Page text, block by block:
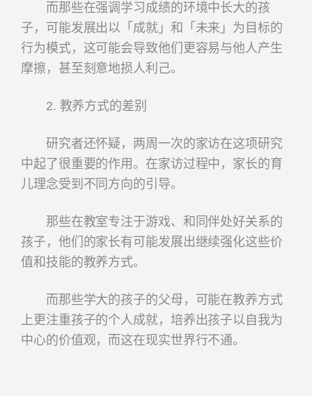
而那些在强调学习成绩的环境中长大的孩
子，可能发展出以「成就」和「未来」为目标的
行为模式，这可能会导致他们更容易与他人产生
摩擦，甚至刻意地损人利己。
2. 教养方式的差别
研究者还怀疑，两周一次的家访在这项研究
中起了很重要的作用。在家访过程中，家长的育
儿理念受到不同方向的引导。
那些在教室专注于游戏、和同伴处好关系的
孩子，他们的家长有可能发展出继续强化这些价
值和技能的教养方式。
而那些学大的孩子的父母，可能在教养方式
上更注重孩子的个人成就，培养出孩子以自我为
中心的价值观，而这在现实世界行不通。